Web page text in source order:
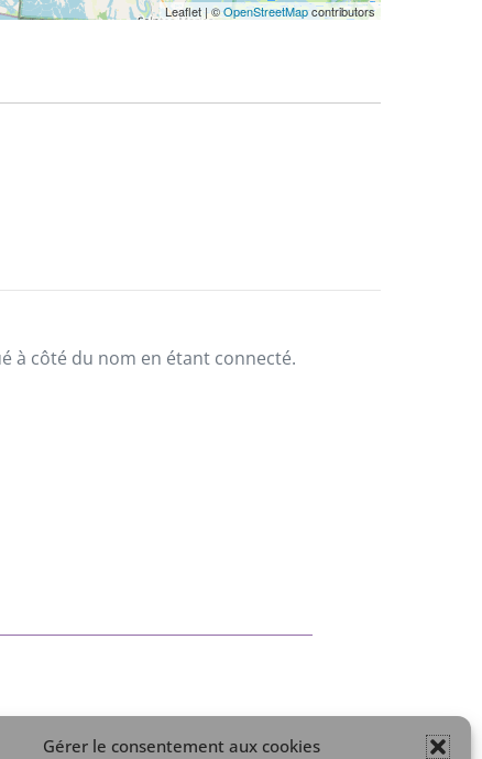
Gérer le consentement aux cookies
Leaflet|©OpenStreetMapcontributors
à côté du nom en étant connecté.